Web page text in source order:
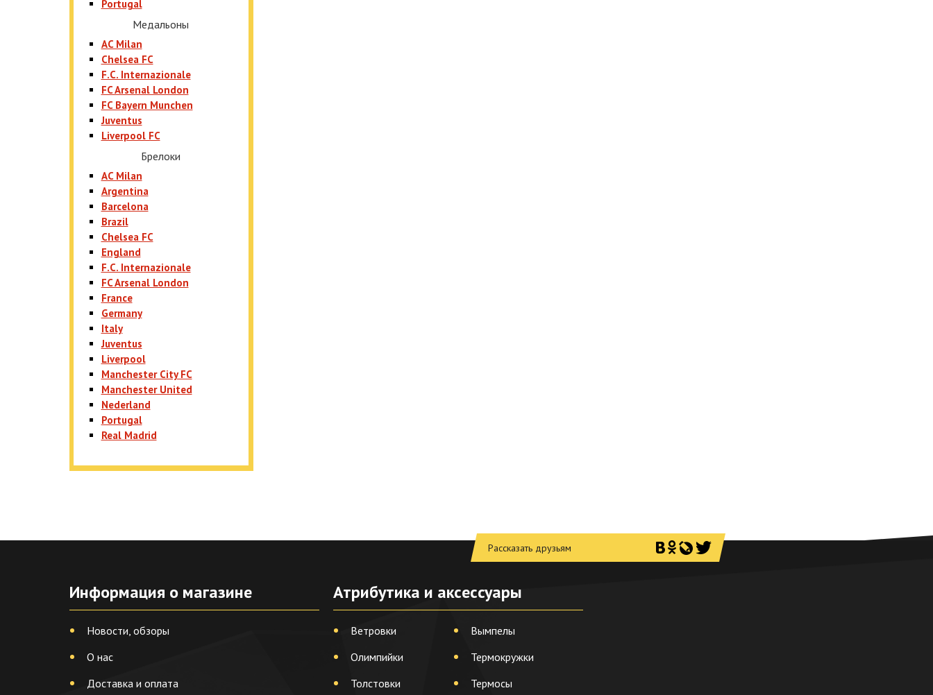
Portugal
Медальоны
AC Milan
Chelsea FC
F.C. Internazionale
FC Arsenal London
FC Bayern Munchen
Juventus
Liverpool FC
Брелоки
AC Milan
Argentina
Barcelona
Brazil
Chelsea FC
England
F.C. Internazionale
FC Arsenal London
France
Germany
Italy
Juventus
Liverpool
Manchester City FC
Manchester United
Nederland
Portugal
Real Madrid
Рассказать друзьям
Информация о магазине
Новости, обзоры
О нас
Доставка и оплата
Атрибутика и аксессуары
Ветровки
Олимпийки
Толстовки
Вымпелы
Термокружки
Термосы